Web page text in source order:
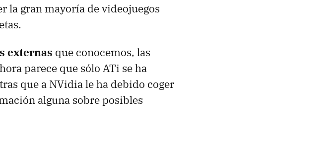
gran mayoría de videojuegos
externas que conocemos, las
parece que sólo ATi se ha
que a NVidia le ha debido coger
alguna sobre posibles